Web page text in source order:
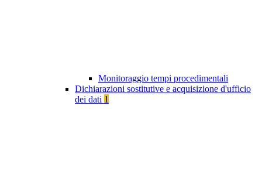
Monitoraggio tempi procedimentali
Dichiarazioni sostitutive e acquisizione d'ufficio
dei dati 1